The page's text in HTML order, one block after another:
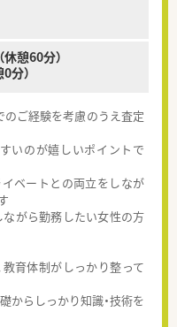
休憩60分）
分）
ご経験を考慮のうえ査定
いのが嬉しいポイントで
ベートとの両立をしなが
がら勤務したい女性の方
育体制がしっかり整って
らしっかり知識・技術を